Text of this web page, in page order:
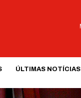
ÚLTIMAS NOTÍCIAS